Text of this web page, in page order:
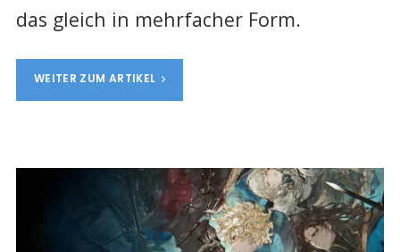
das gleich in mehrfacher Form.
WEITER ZUM ARTIKEL